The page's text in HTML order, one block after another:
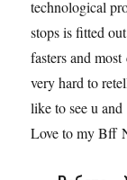
technological
stops is fitted
fasters and
very hard to
like to see u
Love to my Bff